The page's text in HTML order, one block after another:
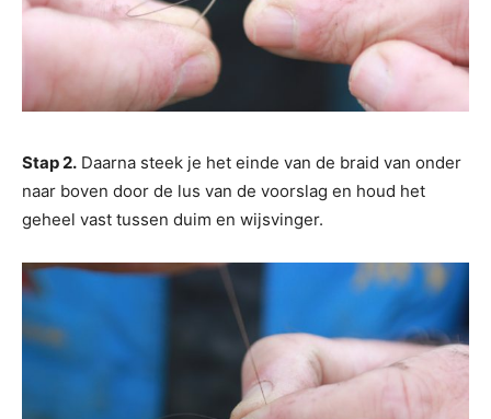
Stap 2. Daarna steek je het einde van de braid van onder
naar boven door de lus van de voorslag en houd het
geheel vast tussen duim en wijsvinger.